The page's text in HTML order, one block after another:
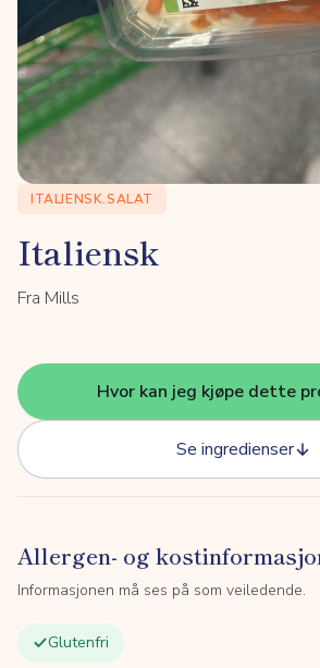
ITALIENSK.SALAT
Italiensk
Fra Mills
Hvor kan jeg kjøpe dette
Se ingredienser
Allergen- og
Informasjonen må ses på som veiledende.
Glutenfri